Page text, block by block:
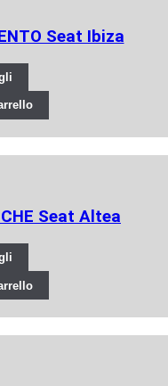
Seat Ibiza
Seat Altea